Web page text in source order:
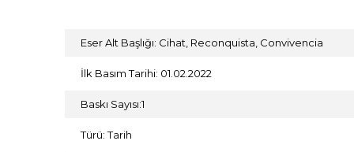
Eser Alt Başlığı: Cihat, Reconquista, Convivencia
İlk Basım Tarihi: 01.02.2022
Baskı Sayısı:1
Türü: Tarih